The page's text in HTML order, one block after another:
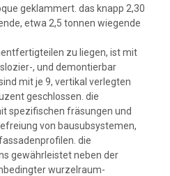
geklammert. das knapp 2,30
etwa 2,5 tonnen wiegende
zu liegen, ist mit
, und demontierbar
mit je 9, vertikal verlegten
geschlossen. die
spezifischen fräsungen und
von bausubsystemen,
die
gewährleistet neben der
wurzelraum-